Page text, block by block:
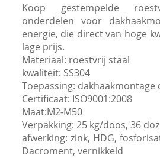
Koop gestempelde
onderdelen voor
energie, die direct van hoge
lage prijs.
Materiaal: roestvrij staal
kwaliteit: SS304
Toepassing: dakhaakmontage
Certificaat: ISO9001:2008
Maat:M2-M50
Verpakking: 25 kg/doos, 36
afwerking: zink, HDG,
Dacroment, vernikkeld